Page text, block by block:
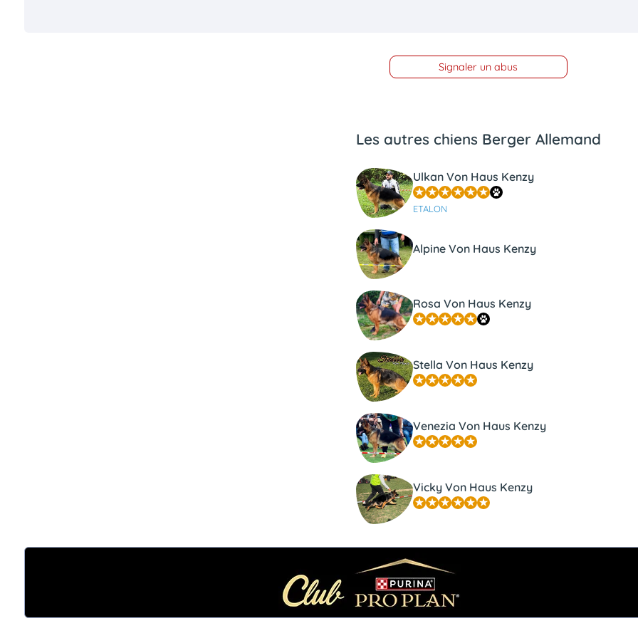
Signaler un abus
Les autres chiens Berger Allemand
Ulkan Von Haus Kenzy
ETALON
Alpine Von Haus Kenzy
Rosa Von Haus Kenzy
Stella Von Haus Kenzy
Venezia Von Haus Kenzy
Vicky Von Haus Kenzy